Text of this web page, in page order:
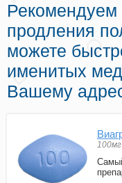
Рекомендуем
продления
можете
именитых
Вашему
100мг